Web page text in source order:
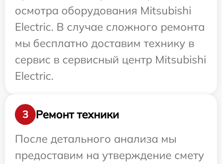
осмотра оборудования Mitsubishi
Electric. В случае сложного ремонта
мы бесплатно доставим технику в
сервис в сервисный центр Mitsubishi
Electric.
3
Ремонт техники
После детального анализа мы
предоставим на утверждение смету